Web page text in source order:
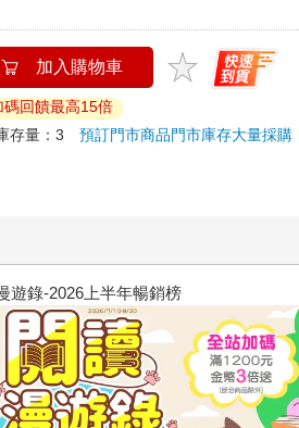
加入購物車
回饋最高15倍
存量：3預訂門市商品門市庫存大量採購
上半年暢銷榜